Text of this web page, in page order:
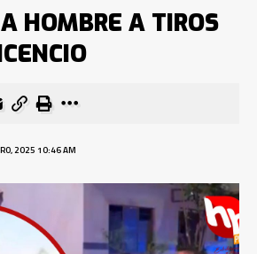
HOMBRE A TIROS
2025 10:46 AM